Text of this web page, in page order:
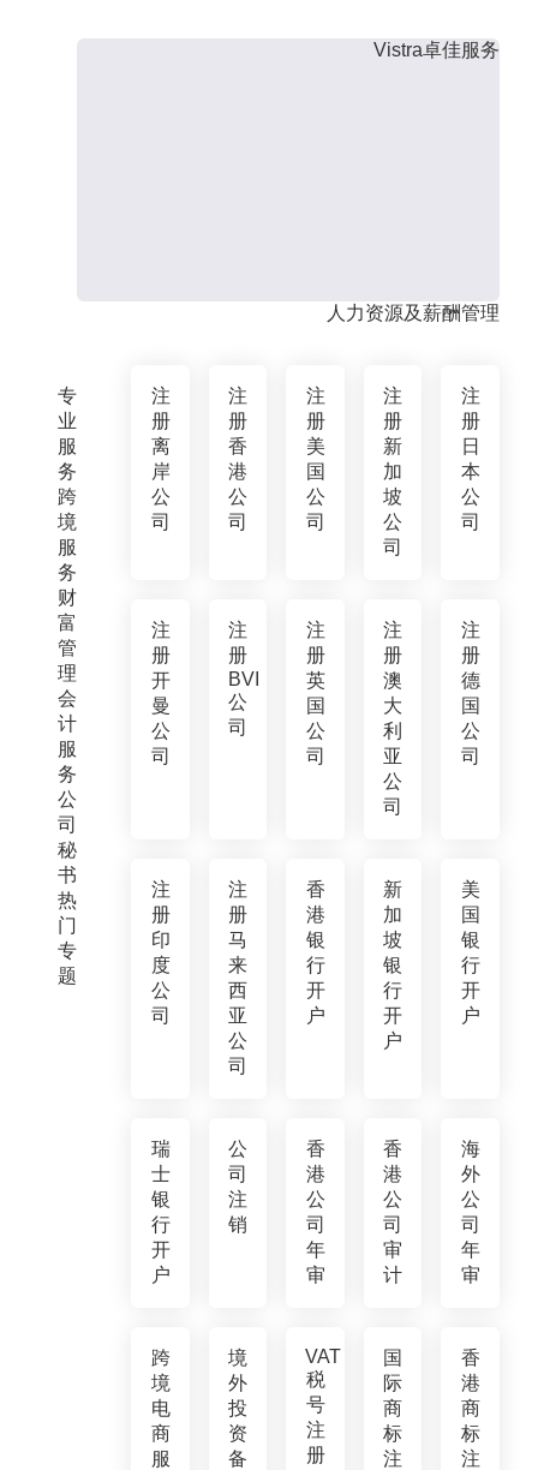
专
业
服
务
跨
境
服
务
财
富
管
理
会
计
服
务
公
司
秘
书
热
门
专
题
Vistra卓佳服务
人力资源及薪酬管理
注
册
离
岸
公
司
注
册
香
港
公
司
注
册
美
国
公
司
注
册
新
加
坡
公
司
注
册
日
本
公
司
注
册
开
曼
公
司
注
册
BVI
公
司
注
册
英
国
公
司
注
册
澳
大
利
亚
公
司
注
册
德
国
公
司
注
册
印
度
公
司
注
册
马
来
西
亚
公
司
香
港
银
行
开
户
新
加
坡
银
行
开
户
美
国
银
行
开
户
瑞
士
银
行
开
户
公
司
注
销
香
港
公
司
年
审
香
港
公
司
审
计
海
外
公
司
年
审
跨
境
电
商
服
境
外
投
资
备
VAT
税
号
注
册
国
际
商
标
注
香
港
商
标
注